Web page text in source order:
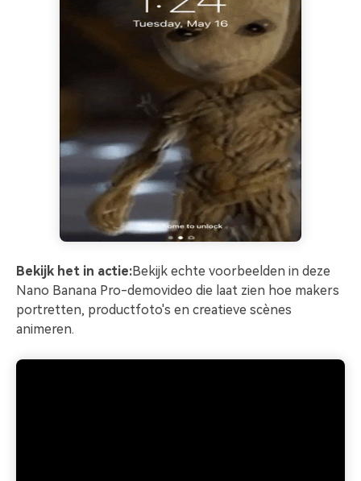
Bekijk het in actie:Bekijk echte voorbeelden in deze
Nano Banana Pro-demovideo die laat zien hoe makers
portretten, productfoto's en creatieve scènes
animeren.